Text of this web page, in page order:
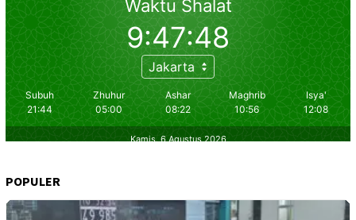
POPULER